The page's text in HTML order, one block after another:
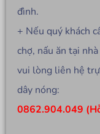
đình.
+ Nếu quý khách
chợ, nấu ăn tại
vui lòng liên hệ
dây nóng:
0862.904.049